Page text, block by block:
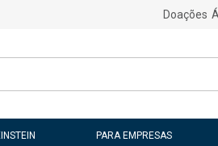
Doações
PARA EMPRESAS